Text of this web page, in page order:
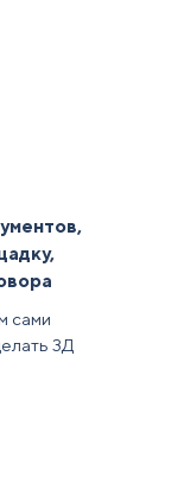
сами
3Д